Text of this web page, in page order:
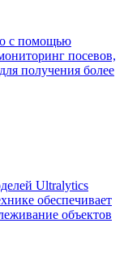
с помощью
посевов,
получения более
Ultralytics
обеспечивает
объектов